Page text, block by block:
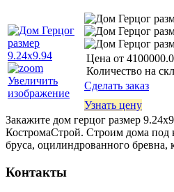
Увеличить
изображение
Цена от
Количество на
Сделать заказ
Узнать цену
Закажите дом герцог размер
КостромаСтрой. Строим дома под
бруса, оцилиндрованного бревна,
Контакты